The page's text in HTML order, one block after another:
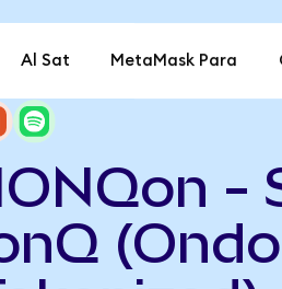
Al Sat MetaMask Para
-
(Ondo